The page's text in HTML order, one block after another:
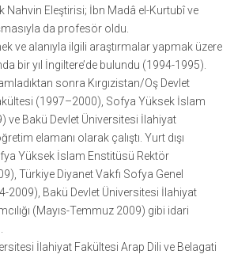
Nahvin Eleştirisi; İbn Madâ el-Kurtubî ve
da profesör oldu.
ve alanıyla ilgili araştırmalar yapmak üzere
bir yıl İngiltere’de bulundu (1994-1995).
sonra Kırgızistan/Oş Devlet
(1997–2000), Sofya Yüksek İslam
ve Bakü Devlet Üniversitesi İlahiyat
elamanı olarak çalıştı. Yurt dışı
Yüksek İslam Enstitüsü Rektör
Türkiye Diyanet Vakfı Sofya Genel
2009), Bakü Devlet Üniversitesi İlahiyat
(Mayıs-Temmuz 2009) gibi idari
İlahiyat Fakültesi Arap Dili ve Belagati